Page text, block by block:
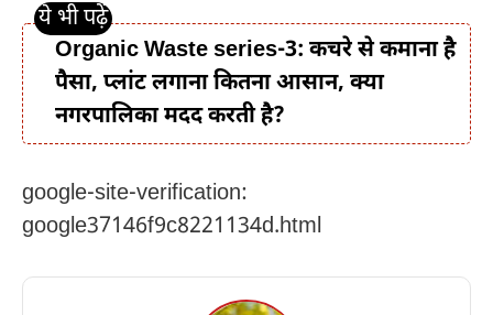
Organic Waste series-3: कचरे से कमाना है
पैसा, प्लांट लगाना कितना आसान, क्या
नगरपालिका मदद करती है?
google-site-verification:
google37146f9c8221134d.html